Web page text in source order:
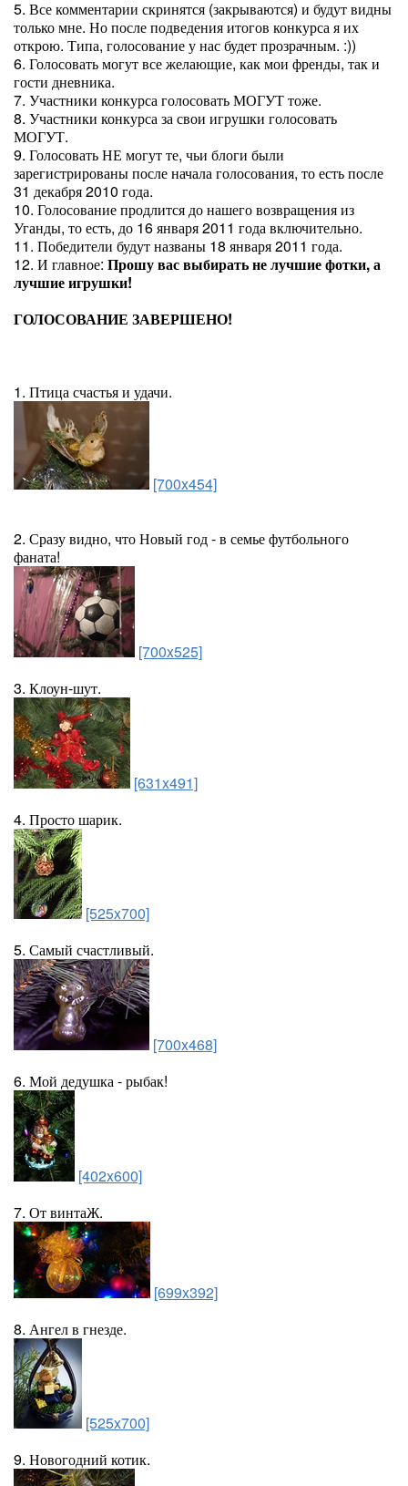
5. Все комментарии скринятся (закрываются) и будут видны
только мне. Но после подведения итогов конкурса я их
открою. Типа, голосование у нас будет прозрачным. :))
6. Голосовать могут все желающие, как мои френды, так и
гости дневника.
7. Участники конкурса голосовать МОГУТ тоже.
8. Участники конкурса за свои игрушки голосовать
МОГУТ.
9. Голосовать НЕ могут те, чьи блоги были
зарегистрированы после начала голосования, то есть после
31 декабря 2010 года.
10. Голосование продлится до нашего возвращения из
Уганды, то есть, до 16 января 2011 года включительно.
11. Победители будут названы 18 января 2011 года.
12. И главное: Прошу вас выбирать не лучшие фотки, а
лучшие игрушки!
ГОЛОСОВАНИЕ ЗАВЕРШЕНО!
1. Птица счастья и удачи.
[700x454]
2. Сразу видно, что Новый год - в семье футбольного
фаната!
[700x525]
3. Клоун-шут.
[631x491]
4. Просто шарик.
[525x700]
5. Самый счастливый.
[700x468]
6. Мой дедушка - рыбак!
[402x600]
7. От винтаЖ.
[699x392]
8. Ангел в гнезде.
[525x700]
9. Новогодний котик.